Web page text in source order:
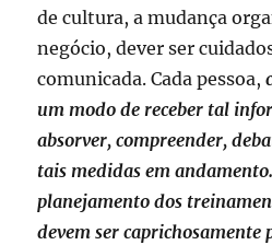
de cultura, a mudança
negócio, dever ser
comunicada. Cada pessoa,
um modo de receber tal
absorver, compreender,
tais medidas em
planejamento dos
devem ser caprichosamente